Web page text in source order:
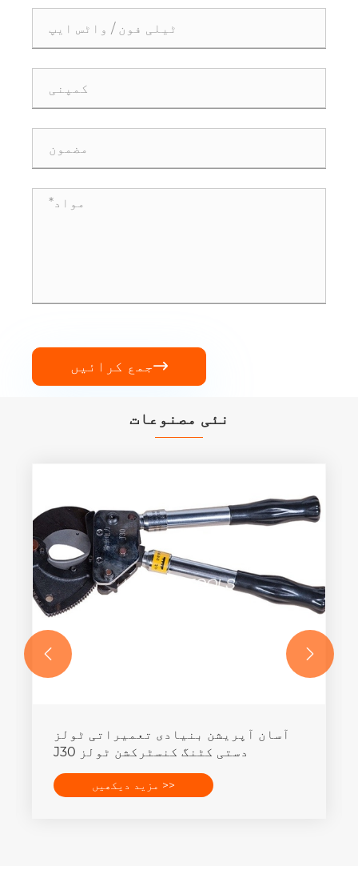
جمع کرائیں
نئی مصنوعات
آسان آپریشن بنیادی تعمیراتی ٹولز
J30 دستی کٹنگ کنسٹرکشن ٹولز
مزید دیکھیں >>
 